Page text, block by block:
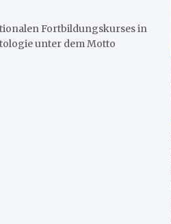
Fortbildungskurses in
unter dem Motto